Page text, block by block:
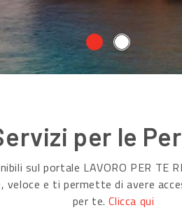
per le
sul portale LAVORO PER TE
e ti permette di avere
per te.Clicca qui